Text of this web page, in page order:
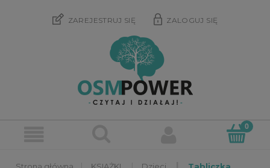
ZAREJESTRUJ SIĘ ZALOGUJ SIĘ